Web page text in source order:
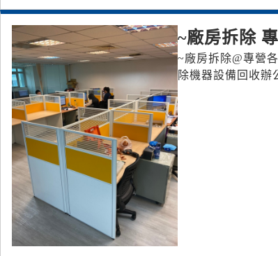
~廠房拆除
~廠房拆除 @專營
除機器設備 回收辦